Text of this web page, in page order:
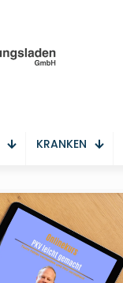
KRANKEN